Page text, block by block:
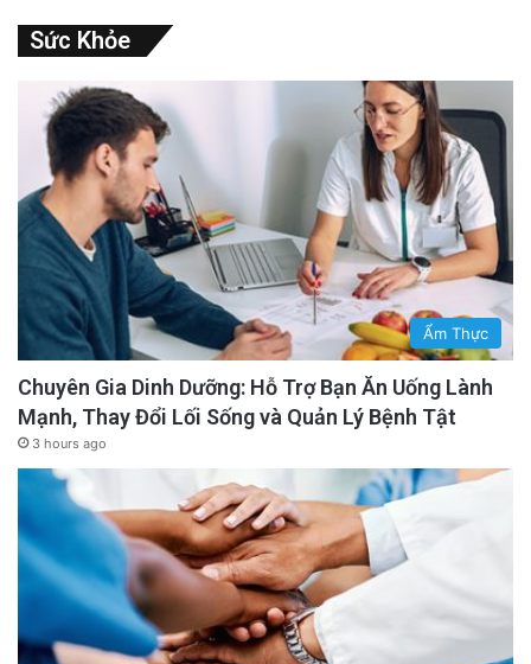
Sức Khỏe
Ẩm Thực
Chuyên Gia Dinh Dưỡng: Hỗ Trợ Bạn Ăn Uống Lành
Mạnh, Thay Đổi Lối Sống và Quản Lý Bệnh Tật
3 hours ago